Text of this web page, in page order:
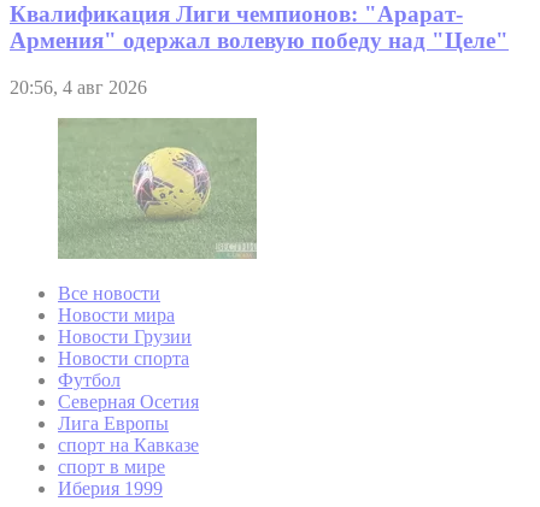
Квалификация Лиги чемпионов: "Арарат-
Армения" одержал волевую победу над "Целе"
20:56, 4 авг 2026
Все новости
Новости мира
Новости Грузии
Новости спорта
Футбол
Северная Осетия
Лига Европы
спорт на Кавказе
спорт в мире
Иберия 1999